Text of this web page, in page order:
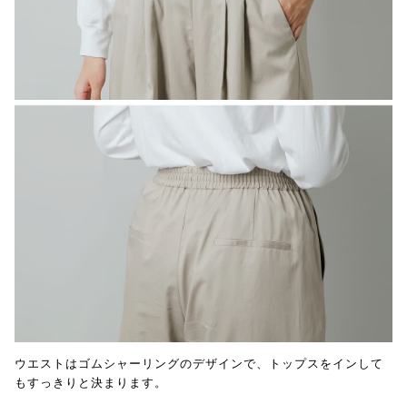
ウエストはゴムシャーリングのデザインで、トップスをインして
もすっきりと決まります。